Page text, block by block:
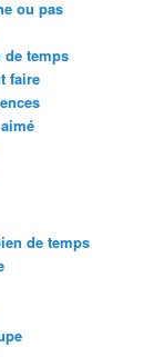
ou pas
temps
faire
de temps